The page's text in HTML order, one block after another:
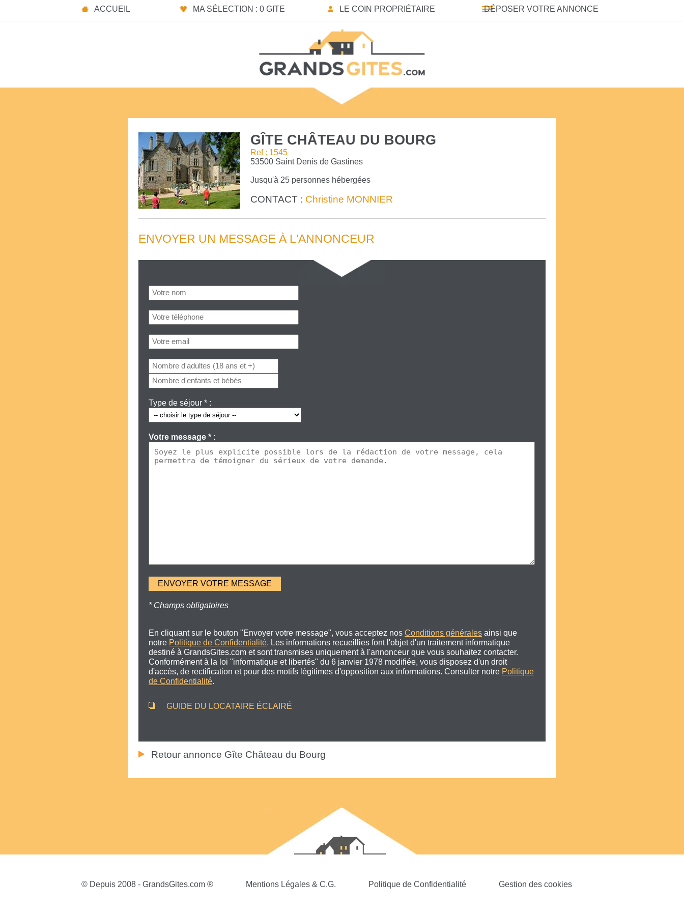
ACCUEIL MA SÉLECTION : 0 GITE LE COIN PROPRIÉTAIRE DÉPOSER VOTRE ANNONCE
GÎTE CHÂTEAU DU BOURG
Ref : 1545
53500 Saint Denis de Gastines
Jusqu'à 25 personnes hébergées
CONTACT : Christine MONNIER
ENVOYER UN MESSAGE À L'ANNONCEUR
Type de séjour * :
Votre message * :
* Champs obligatoires
En cliquant sur le bouton "Envoyer votre message", vous acceptez nos Conditions générales ainsi que
notre Politique de Confidentialité. Les informations recueillies font l'objet d'un traitement informatique
destiné à GrandsGites.com et sont transmises uniquement à l'annonceur que vous souhaitez contacter.
Conformément à la loi "informatique et libertés" du 6 janvier 1978 modifiée, vous disposez d'un droit
d'accès, de rectification et pour des motifs légitimes d'opposition aux informations. Consulter notre Politique
de Confidentialité.
GUIDE DU LOCATAIRE ÉCLAIRÉ
Retour annonce Gîte Château du Bourg
© Depuis 2008 - GrandsGites.com ® Mentions Légales & C.G. Politique de Confidentialité Gestion des cookies